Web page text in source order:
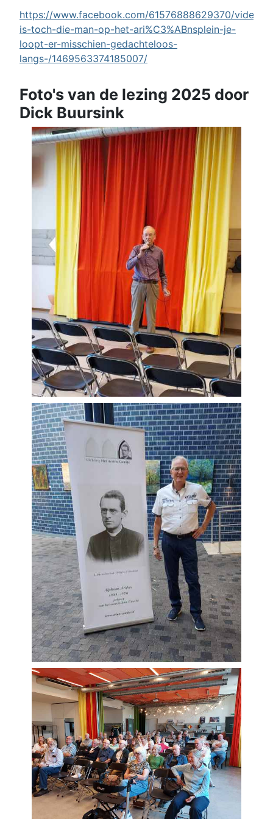
https://www.facebook.com/61576888629370/videos/
is-toch-die-man-op-het-ari%C3%ABnsplein-je-
loopt-er-misschien-gedachteloos-
langs-/1469563374185007/
Foto's van de lezing 2025 door
Dick Buursink